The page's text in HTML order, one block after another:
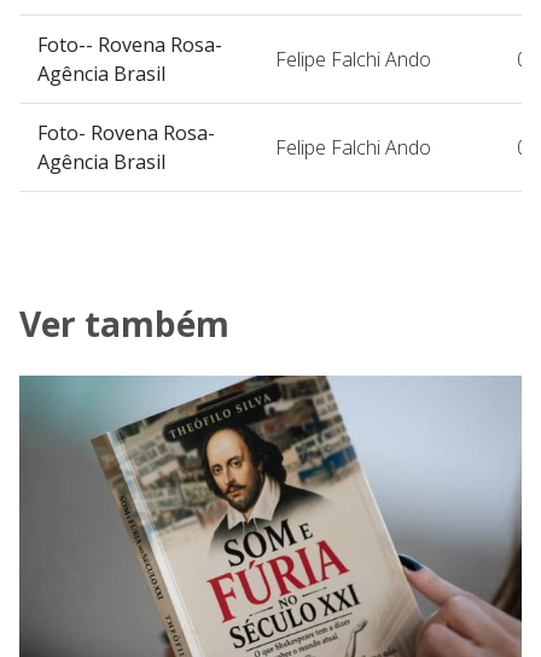
Foto-- Rovena Rosa-
Agência Brasil
Felipe Falchi Ando
Foto- Rovena Rosa-
Agência Brasil
Felipe Falchi Ando
Ver também